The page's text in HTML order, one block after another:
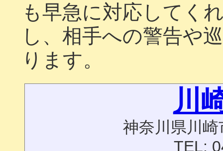
も早急に対応してく
し、相手への警告や
ります。
川
神奈川県川
TEL: